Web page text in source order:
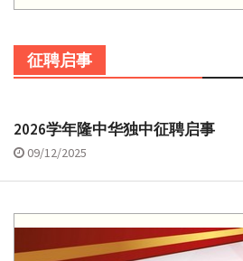
征聘启事
2026学年隆中华独中征聘启事
09/12/2025